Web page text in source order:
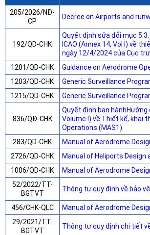
205/2026/NĐ-
CP
Decree on Airports and
192/QD-CHK
Quyết định sửa đổi mục
ICAO (Annex 14, Vol I) về
ngày 12/4/2024 của Cục
1201/QD-CHK
Guidance on Aerodrome
1203/QD-CHK
Generic Surveillance
1215/QD-CHK
Generic Surveillance
836/QĐ-CHK
Quyết định ban hànhHướng
Volume I) về Thiết kế, khai
Operations (MAS1).
283/QD-CHK
Manual of Aerodrome
2726/QD-CHK
Manual of Heliports Design
1006/QD-CHK
Manual of Aerodrome
52/2022/TT-
BGTVT
Thông tư quy định về bảo
456/CHK-QLC
Manual of Aerodrome
29/2021/TT-
BGTVT
Thông tư quy định chi tiết